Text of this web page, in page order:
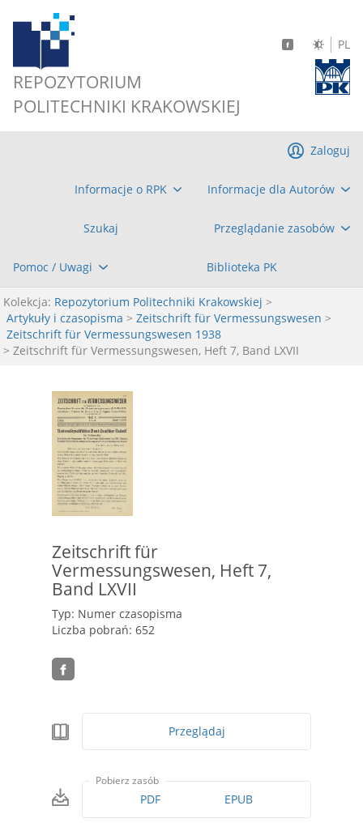
REPOZYTORIUM
POLITECHNIKI KRAKOWSKIEJ
PL
Informacje o RPK Informacje dla Autorów
Szukaj Przeglądanie zasobów
Pomoc / Uwagi Biblioteka PK
Zaloguj
Kolekcja: Repozytorium Politechniki Krakowskiej >
Artykuły i czasopisma > Zeitschrift für Vermessungswesen >
Zeitschrift für Vermessungswesen 1938
> Zeitschrift für Vermessungswesen, Heft 7, Band LXVII
Zeitschrift für
Vermessungswesen, Heft 7,
Band LXVII
Typ: Numer czasopisma
Liczba pobrań: 652
Przeglądaj
Pobierz zasób
PDF EPUB